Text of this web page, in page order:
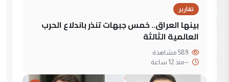
تقارير
بينها العراق.. خمس جبهات تنذر باندلاع الحرب
العالمية الثالثة
--منذ 12 ساعة